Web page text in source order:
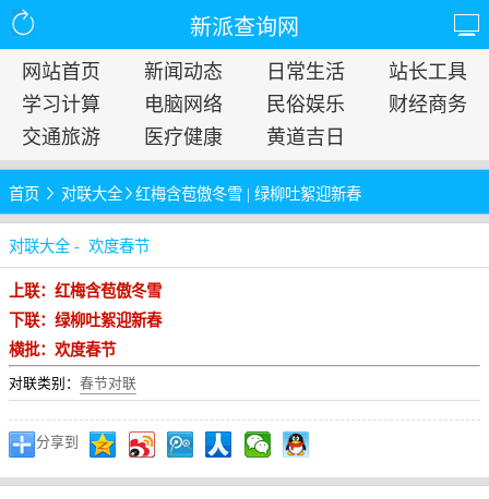
新派查询网
网站首页 新闻动态 日常生活
站长工具
学习计算
电脑网络 民俗娱乐
财经商务
交通旅游
医疗健康 黄道吉日
首页 对联大全 红梅含苞傲冬雪 | 绿柳吐絮迎新春
对联大全 - 欢度春节
上联：红梅含苞傲冬雪
下联：绿柳吐絮迎新春
横批：欢度春节
对联类别： 春节对联
分享到